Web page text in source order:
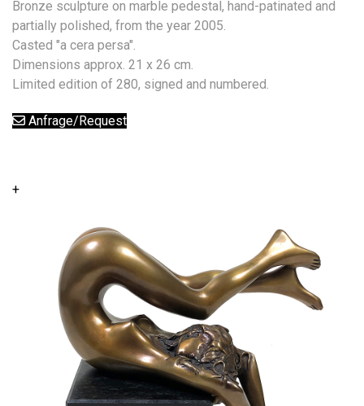
Bronze sculpture on marble pedestal, hand-patinated and
partially polished, from the year 2005.
Casted "a cera persa".
Dimensions approx. 21 x 26 cm.
Limited edition of 280, signed and numbered.
Anfrage/Request
+